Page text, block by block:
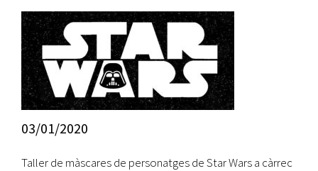
03/01/2020
Taller de màscares de personatges de Star Wars a càrrec